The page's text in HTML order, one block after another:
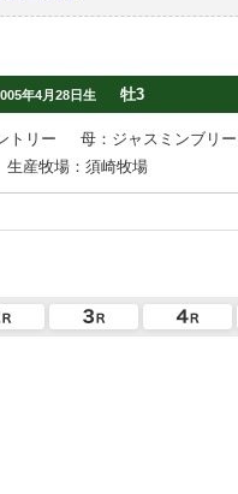
年4月28日生 牡3
トリー
母：ジャスミンブリ
生産牧場：須崎牧場